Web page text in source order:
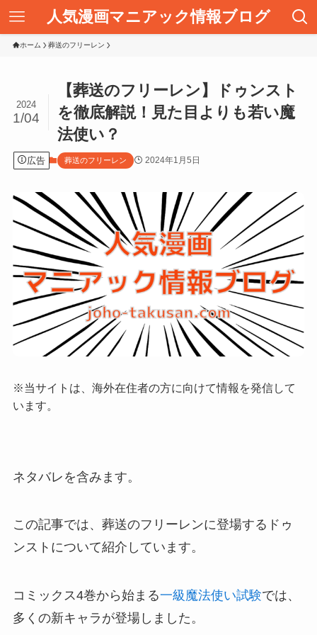
人気漫画マニアック情報ブログ
ホーム 葬送のフリーレン
【葬送のフリーレン】ドゥンスト
を徹底解説！見た目よりも若い魔
法使い？
2024
1/04
広告 葬送のフリーレン 2024年1月5日
※当サイトは、海外在住者の方に向けて情報を発信して
います。
ネタバレを含みます。
この記事では、葬送のフリーレンに登場するドゥ
ンストについて紹介しています。
コミックス4巻から始まる一級魔法使い試験では、
多くの新キャラが登場しました。